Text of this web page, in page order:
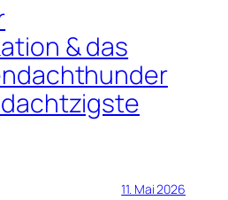
& das
11. Mai 2026